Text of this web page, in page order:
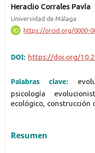
Heraclio Corrales Pavía
Universidad de Málaga
https://orcid.org/0000-
DOI: https://doi.org/
Palabras clave:
psicología
ecológico, construcción
Resumen